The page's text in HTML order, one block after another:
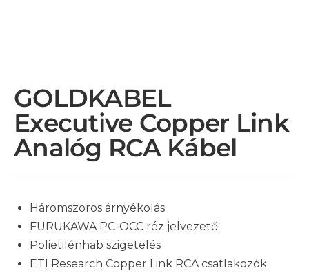
GOLDKABEL
Executive Copper Link
Analóg RCA Kábel
Háromszoros árnyékolás
FURUKAWA PC-OCC réz jelvezető
Polietilénhab szigetelés
ETI Research Copper Link RCA csatlakozók